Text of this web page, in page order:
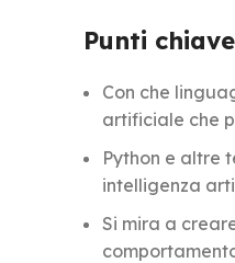
Punti chiave
Con che
artificiale che
Python e altre
intelligenza
Si mira a